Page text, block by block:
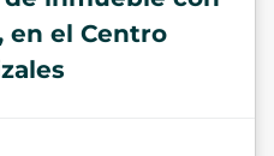
en el Centro